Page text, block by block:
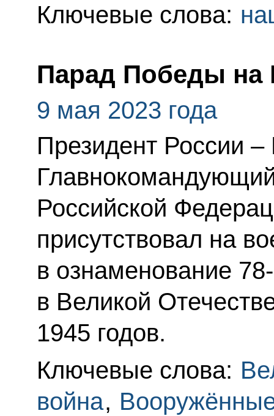
Ключевые слова:
Парад Победы на
9 мая 2023 года
Президент России
Российской
присутствовал на
в ознаменование
в Великой
1945 годов.
Ключевые слова:
война,